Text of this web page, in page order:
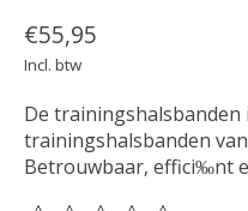
€55,95
Incl. btw
De
trainingshalsbanden
Betrouwbaar, effici‰nt